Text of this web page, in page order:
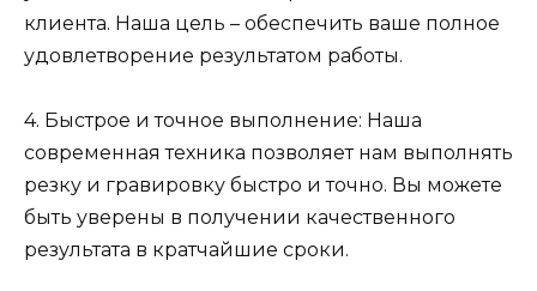
клиента. Наша цель – обеспечить ваше полное
удовлетворение результатом работы.
4. Быстрое и точное выполнение: Наша
современная техника позволяет нам выполнять
резку и гравировку быстро и точно. Вы можете
быть уверены в получении качественного
результата в кратчайшие сроки.